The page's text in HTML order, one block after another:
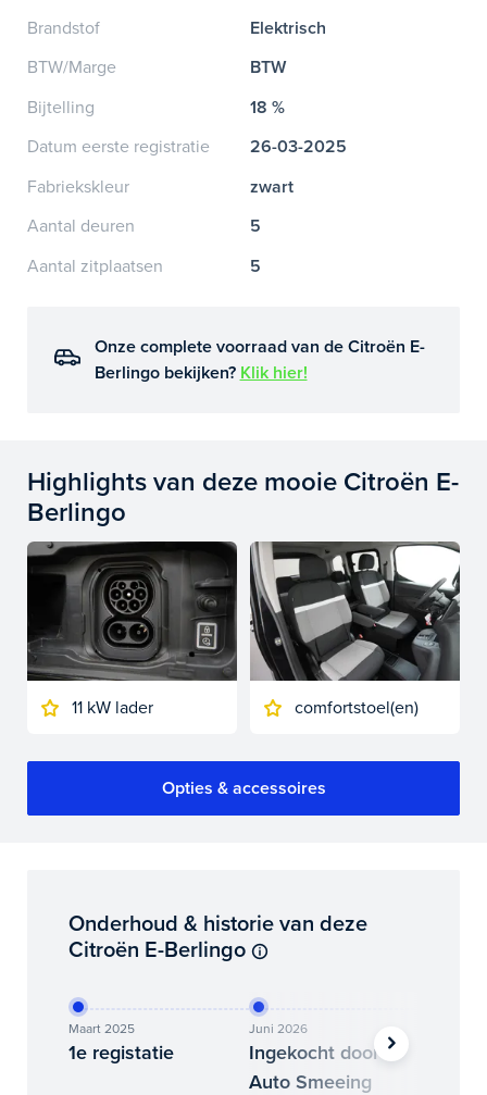
Brandstof
Elektrisch
BTW/Marge
BTW
Bijtelling
18 %
Datum eerste registratie
26-03-2025
Fabriekskleur
zwart
Aantal deuren
5
Aantal zitplaatsen
5
Onze complete voorraad van de Citroën E-
Berlingo bekijken? Klik hier!
Highlights van deze mooie Citroën E-
Berlingo
11 kW lader comfortstoel(en)
Opties & accessoires
Onderhoud & historie van deze
Citroën E-Berlingo
Maart 2025
1e registatie
Juni 2026
Ingekocht door
Auto Smeeing